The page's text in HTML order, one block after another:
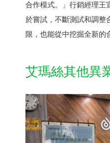
合作模式。」行銷經理王
於嘗試，不斷測試和調整
限，也能從中挖掘全新的
艾瑪絲其他異